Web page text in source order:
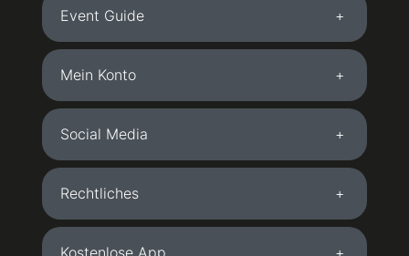
Event Guide
Mein Konto
Social Media
Rechtliches
Kostenlose App